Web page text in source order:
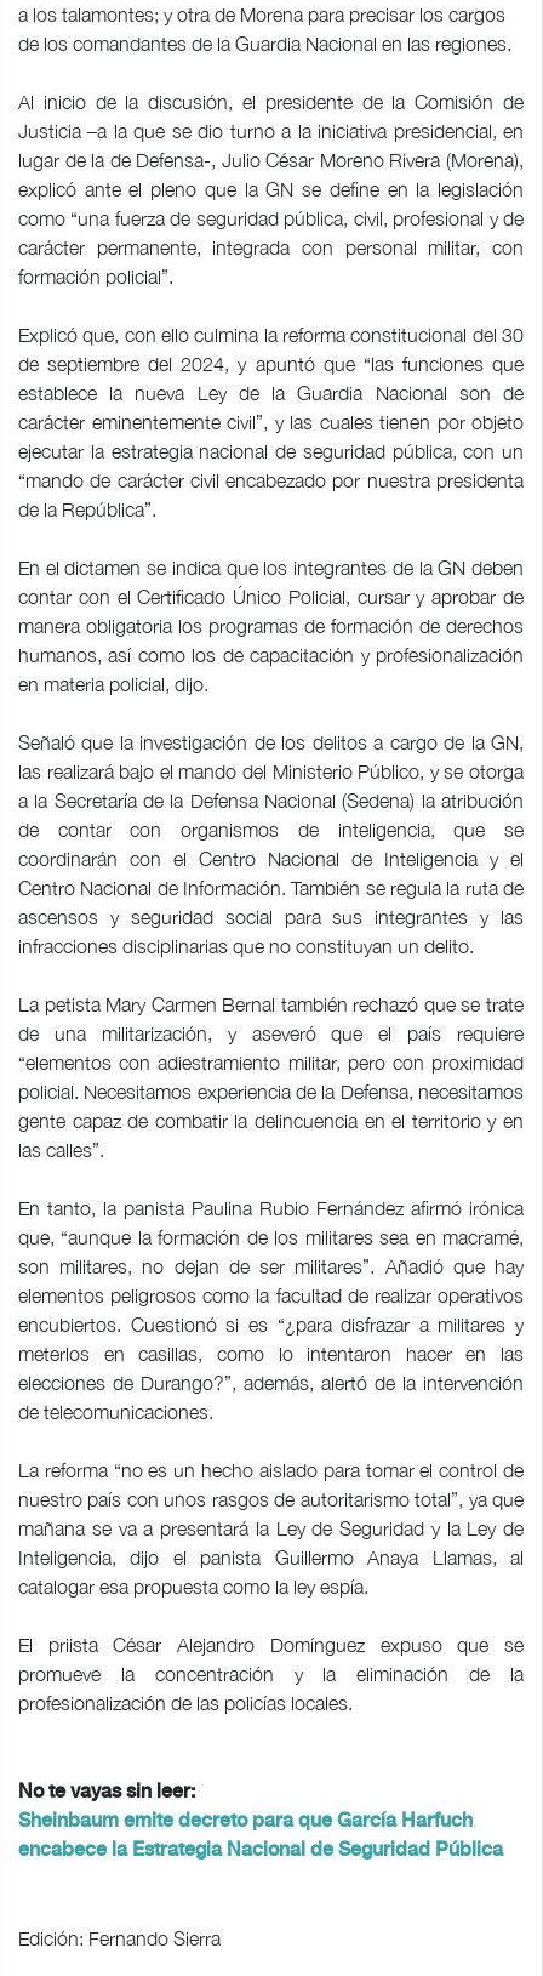
a los talamontes; y otra de Morena para precisar los cargos
de los comandantes de la Guardia Nacional en las regiones.
Al inicio de la discusión, el presidente de la Comisión de
Justicia –a la que se dio turno a la iniciativa presidencial, en
lugar de la de Defensa-, Julio César Moreno Rivera (Morena),
explicó ante el pleno que la GN se define en la legislación
como “una fuerza de seguridad pública, civil, profesional y de
carácter permanente, integrada con personal militar, con
formación policial”.
Explicó que, con ello culmina la reforma constitucional del 30
de septiembre del 2024, y apuntó que “las funciones que
establece la nueva Ley de la Guardia Nacional son de
carácter eminentemente civil”, y las cuales tienen por objeto
ejecutar la estrategia nacional de seguridad pública, con un
“mando de carácter civil encabezado por nuestra presidenta
de la República”.
En el dictamen se indica que los integrantes de la GN deben
contar con el Certificado Único Policial, cursar y aprobar de
manera obligatoria los programas de formación de derechos
humanos, así como los de capacitación y profesionalización
en materia policial, dijo.
Señaló que la investigación de los delitos a cargo de la GN,
las realizará bajo el mando del Ministerio Público, y se otorga
a la Secretaría de la Defensa Nacional (Sedena) la atribución
de contar con organismos de inteligencia, que se
coordinarán con el Centro Nacional de Inteligencia y el
Centro Nacional de Información. También se regula la ruta de
ascensos y seguridad social para sus integrantes y las
infracciones disciplinarias que no constituyan un delito.
La petista Mary Carmen Bernal también rechazó que se trate
de una militarización, y aseveró que el país requiere
“elementos con adiestramiento militar, pero con proximidad
policial. Necesitamos experiencia de la Defensa, necesitamos
gente capaz de combatir la delincuencia en el territorio y en
las calles”.
En tanto, la panista Paulina Rubio Fernández afirmó irónica
que, “aunque la formación de los militares sea en macramé,
son militares, no dejan de ser militares”. Añadió que hay
elementos peligrosos como la facultad de realizar operativos
encubiertos. Cuestionó si es “¿para disfrazar a militares y
meterlos en casillas, como lo intentaron hacer en las
elecciones de Durango?”, además, alertó de la intervención
de telecomunicaciones.
La reforma “no es un hecho aislado para tomar el control de
nuestro país con unos rasgos de autoritarismo total”, ya que
mañana se va a presentará la Ley de Seguridad y la Ley de
Inteligencia, dijo el panista Guillermo Anaya Llamas, al
catalogar esa propuesta como la ley espía.
El priista César Alejandro Domínguez expuso que se
promueve la concentración y la eliminación de la
profesionalización de las policías locales.
No te vayas sin leer:
Sheinbaum emite decreto para que García Harfuch
encabece la Estrategia Nacional de Seguridad Pública
Edición: Fernando Sierra